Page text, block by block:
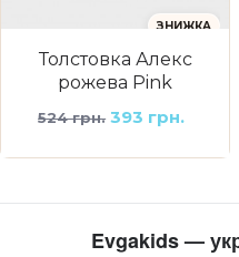
ЗНИЖКА
Толстовка Алекс
рожева Pink
524 грн. 393 грн.
Evgakids —